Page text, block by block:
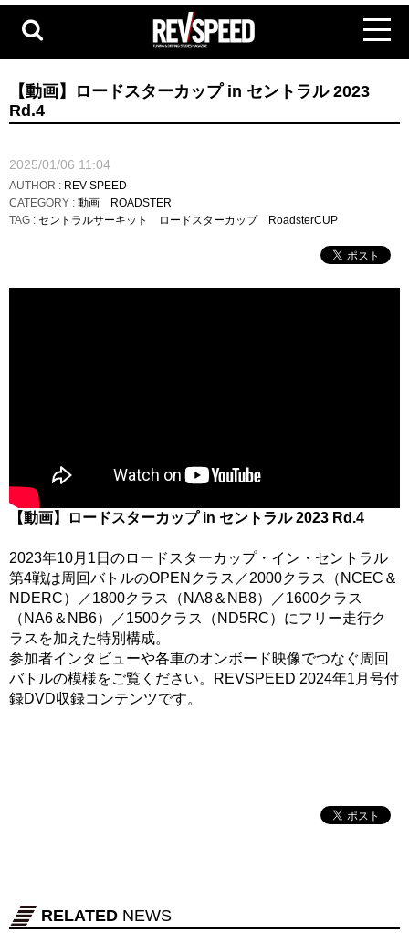
【動画】ロードスターカップ in セントラル 2023
Rd.4
2025/01/06 11:04
AUTHOR : REV SPEED
CATEGORY : 動画
ROADSTER
TAG : セントラルサーキット ロードスターカップ RoadsterCUP
【動画】ロードスターカップ in セントラル 2023 Rd.4
2023年10月1日のロードスターカップ・イン・セントラル
第4戦は周回バトルのOPENクラス／2000クラス（NCEC＆
NDERC）／1800クラス（NA8＆NB8）／1600クラス
（NA6＆NB6）／1500クラス（ND5RC）にフリー走行ク
ラスを加えた特別構成。
参加者インタビューや各車のオンボード映像でつなぐ周回
バトルの模様をご覧ください。REVSPEED 2024年1月号付
録DVD収録コンテンツです。
RELATED NEWS